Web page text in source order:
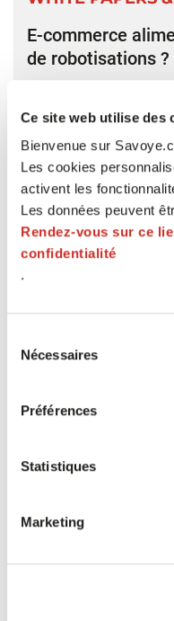
Ce site web utilise des
Bienvenue sur
Les cookies
activent les
Les données peuvent
Rendez-vous sur ce
confidentialité
.
Nécessaires
Préférences
Statistiques
Marketing
E-commerce
de robotisations ?
marchandises
différente des
grandes enseignes
place de nouveaux
performants avec
surcoût tarifaire au